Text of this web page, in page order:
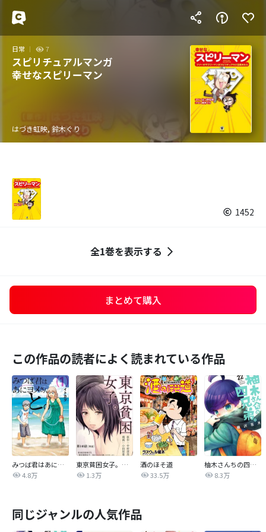
日常 7
スピリチュアルマンガ
幸せなスピリーマン
はづき虹映, 鈴木ぐり
1452
全1巻を表示する
まとめて購入
この作品の読者によく読まれている作品
みつば君はあにヨメさんと。
4.8万
東京貧困女子。【単話】
1.3万
酒のほそ道
33.5万
柚木さんちの四兄弟。
8.3万
同じジャンルの人気作品